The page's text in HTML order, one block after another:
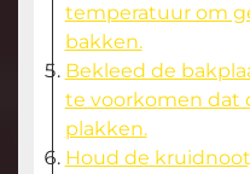
temperatuur om
bakken.
Bekleed de
te voorkomen dat
plakken.
Houd de